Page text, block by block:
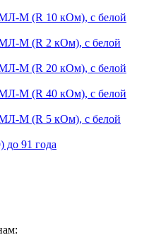
(R 10 кОм), с белой
(R 2 кОм), с белой
(R 20 кОм), с белой
(R 40 кОм), с белой
(R 5 кОм), с белой
91 года